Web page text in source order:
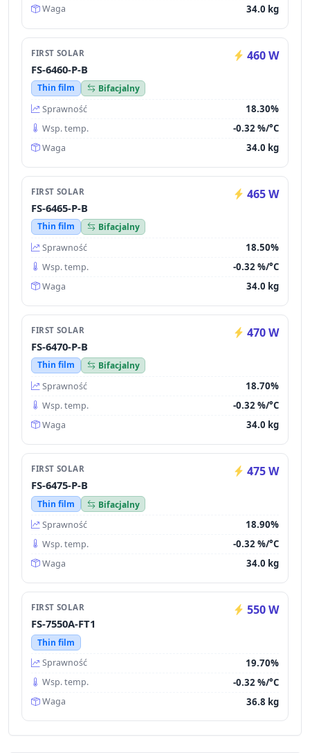
Waga 34.0 kg
FIRST SOLAR 460 W
FS-6460-P-B
Thin film
Bifacjalny
Sprawność
18.30%
Wsp. temp. -0.32 %/°C
Waga 34.0 kg
FIRST SOLAR 465 W
FS-6465-P-B
Thin film
Bifacjalny
Sprawność
18.50%
Wsp. temp. -0.32 %/°C
Waga 34.0 kg
FIRST SOLAR 470 W
FS-6470-P-B
Thin film
Bifacjalny
Sprawność
18.70%
Wsp. temp. -0.32 %/°C
Waga 34.0 kg
FIRST SOLAR 475 W
FS-6475-P-B
Thin film
Bifacjalny
Sprawność
18.90%
Wsp. temp. -0.32 %/°C
Waga 34.0 kg
FIRST SOLAR 550 W
FS-7550A-FT1
Thin film
Sprawność
19.70%
Wsp. temp. -0.32 %/°C
Waga 36.8 kg